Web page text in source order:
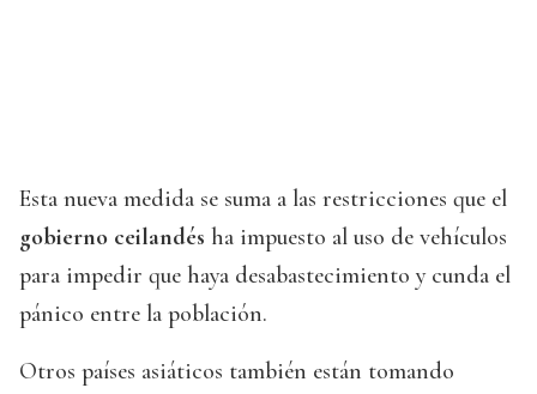
Esta nueva medida se suma a las restricciones que el
gobierno ceilandés ha impuesto al uso de vehículos
para impedir que haya desabastecimiento y cunda el
pánico entre la población.
Otros países asiáticos también están tomando